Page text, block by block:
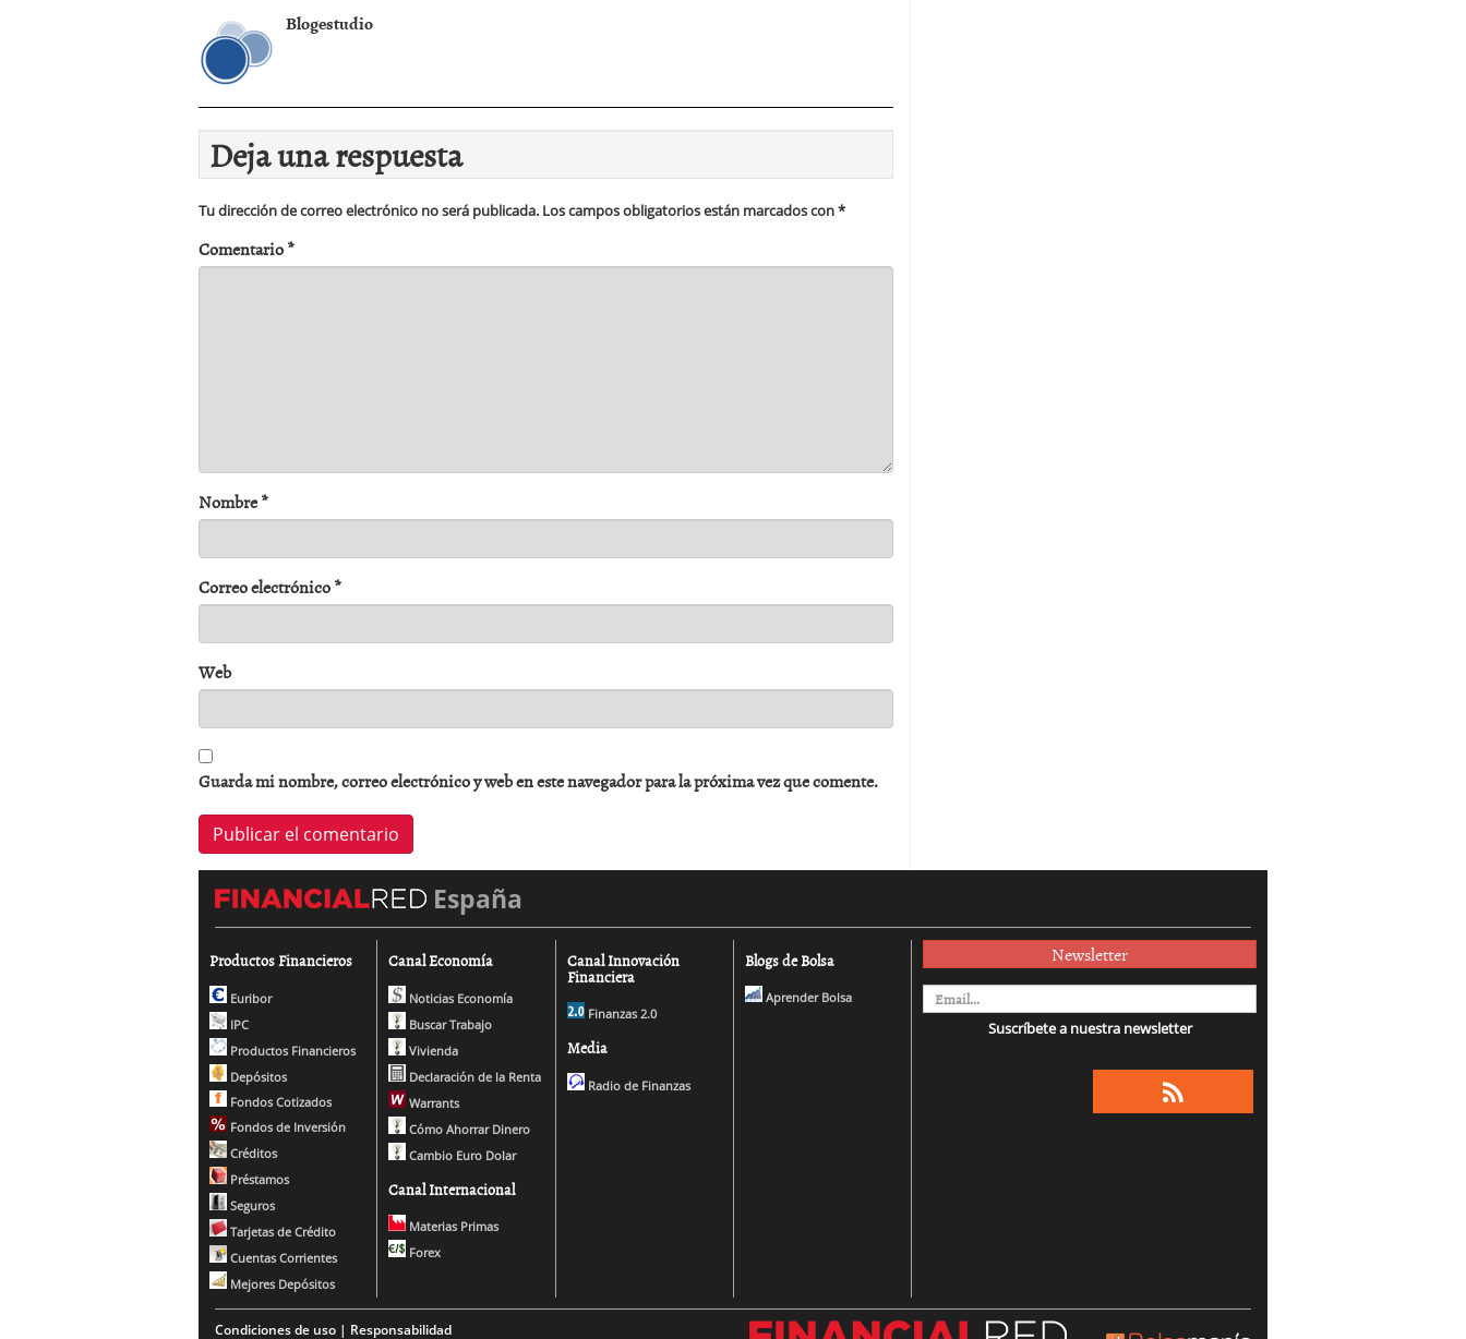
Blogestudio
Deja una respuesta
Tu dirección de correo electrónico no será publicada. Los campos obligatorios están marcados con*
Comentario*
Nombre*
Correo electrónico*
Web
Guarda mi nombre, correo electrónico y web en este navegador para la próxima vez que comente.
España
Productos Financieros
Euribor
IPC
Productos Financieros
Depósitos
Fondos Cotizados
Fondos de Inversión
Créditos
Préstamos
Seguros
Tarjetas de Crédito
Cuentas Corrientes
Mejores Depósitos
Canal Economía
Noticias Economía
Buscar Trabajo
Vivienda
Declaración de la Renta
Warrants
Cómo Ahorrar Dinero
Cambio Euro Dolar
Canal Internacional
Materias Primas
Forex
Canal Innovación
Financiera
Finanzas 2.0
Media
Radio de Finanzas
Blogs de Bolsa
Aprender Bolsa
Newsletter
Suscríbete a nuestra newsletter
Condiciones de uso | Responsabilidad